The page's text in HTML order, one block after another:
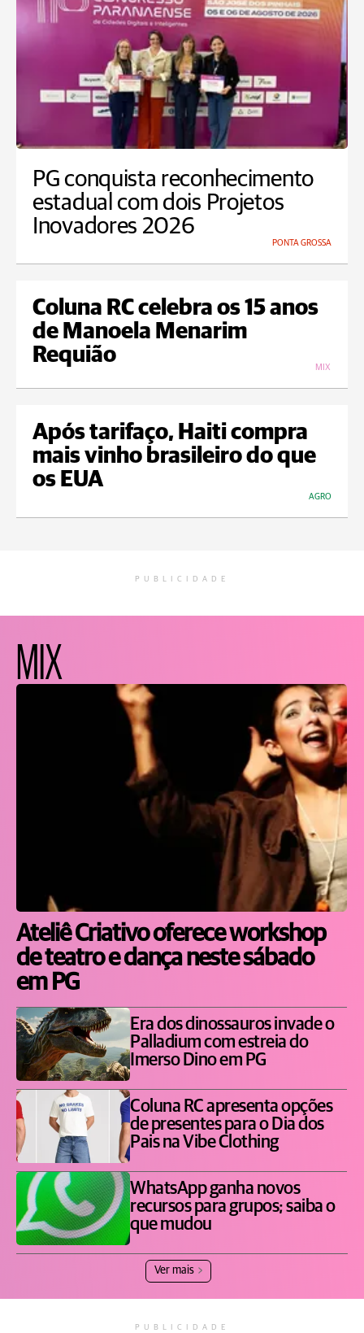
PG conquista reconhecimento
estadual com dois Projetos
Inovadores 2026
PONTA GROSSA
Coluna RC celebra os 15 anos
de Manoela Menarim
Requião
MIX
Após tarifaço, Haiti compra
mais vinho brasileiro do que
os EUA
AGRO
PUBLICIDADE
MIX
Ateliê Criativo oferece workshop
de teatro e dança neste sábado
em PG
Era dos dinossauros invade o
Palladium com estreia do
Imerso Dino em PG
Coluna RC apresenta opções
de presentes para o Dia dos
Pais na Vibe Clothing
WhatsApp ganha novos
recursos para grupos; saiba o
que mudou
Ver mais
PUBLICIDADE